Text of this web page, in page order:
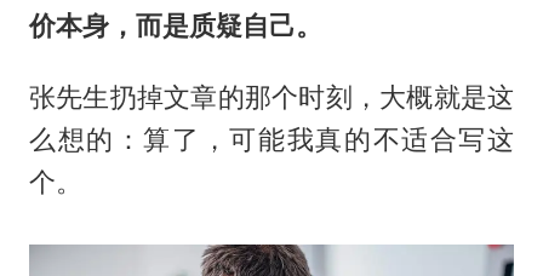
价本身，而是质疑自己。
张先生扔掉文章的那个时刻，大概就是这
么想的：算了，可能我真的不适合写这
个。